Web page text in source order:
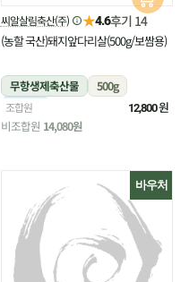
씨알살림축산(주) ★4.6후기 14
(농할 국산)돼지앞다리살(500g/보쌈용)
무항생제축산물
500g
냉장
조합원 12,800원
비조합원 14,080원
바우처